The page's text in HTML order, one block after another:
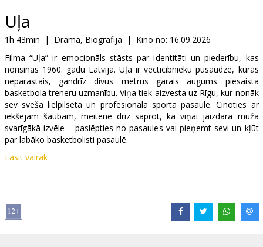
B2B
Kino
Klubs
Uļa
1h 43min | Drāma, Biogrāfija | Kino no: 16.09.2026
Filma “Uļa” ir emocionāls stāsts par identitāti un piederību, kas
norisinās 1960. gadu Latvijā. Uļa ir vecticībnieku pusaudze, kuras
neparastais, gandrīz divus metrus garais augums piesaista
basketbola treneru uzmanību. Viņa tiek aizvesta uz Rīgu, kur nonāk
sev svešā lielpilsētā un profesionālā sporta pasaulē. Cīnoties ar
iekšējām šaubām, meitene drīz saprot, ka viņai jāizdara mūža
svarīgākā izvēle – paslēpties no pasaules vai pieņemt sevi un kļūt
par labāko basketbolisti pasaulē.
Lomās:
Čulpana Hamatova,Aleksas
Kazanavičius
Kaspars Dumburs,
Arturs
Lasīt vairāk